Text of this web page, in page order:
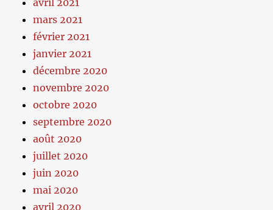
avril 2021
mars 2021
février 2021
janvier 2021
décembre 2020
novembre 2020
octobre 2020
septembre 2020
août 2020
juillet 2020
juin 2020
mai 2020
avril 2020